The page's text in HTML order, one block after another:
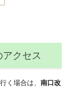
クセス
く場合は、 南口改